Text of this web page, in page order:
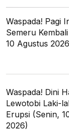
Waspada! Pagi
Semeru
10 Agustus
Waspada! Dini
Lewotobi Laki-
Erupsi (Senin,
2026)